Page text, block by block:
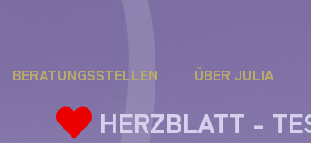
BERATUNGSSTELLEN ÜBER JULIA
HERZBLATT -